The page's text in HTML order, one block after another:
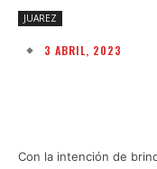
JUAREZ
3 ABRIL, 2023
Con la intención de